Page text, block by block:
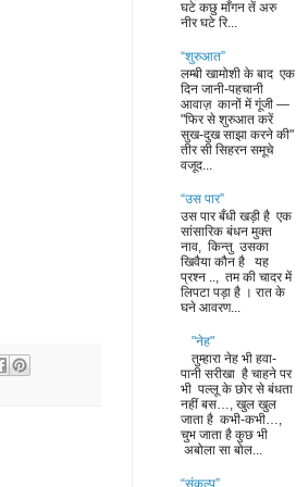
घटे कछु माँगन तें अरु
नीर घटे रि...
“शुरुआत”
लम्बी खामोशी के बाद एक
दिन जानी-पहचानी
आवाज़ कानों में गूंजी —
"फिर से शुरुआत करें
सुख-दुख साझा करने की"
तीर सी सिहरन समूचे
वजूद...
“उस पार”
उस पार बँधी खड़ी है एक
सांसारिक बंधन मुक्त
नाव, किन्तु उसका
खिवैया कौन है यह
प्रश्न .., तम की चादर में
लिपटा पड़ा है । रात के
घने आवरण...
"नेह"
तुम्हारा नेह भी हवा-
पानी सरीखा है चाहने पर
भी पल्लू के छोर से बंधता
नहीं बस…, खुल खुल
जाता है कभी-कभी…,
चुभ जाता है कुछ भी
अबोला सा बोल...
“संकल्प”